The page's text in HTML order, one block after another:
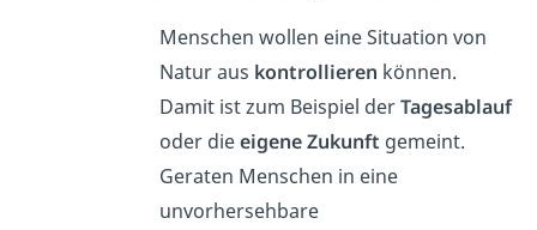
Menschen wollen eine Situation von
Natur aus kontrollieren können.
Damit ist zum Beispiel derTagesablauf
oder dieeigene Zukunft gemeint.
Geraten Menschen in eine
unvorhersehbare